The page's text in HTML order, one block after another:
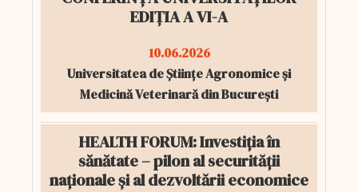
EDIȚIA A VI-A
10.06.2026
Universitatea de Științe Agronomice și
Medicină Veterinară din București
HEALTH FORUM: Investiția în
sănătate – pilon al securității
naționale și al dezvoltării economice